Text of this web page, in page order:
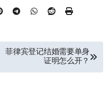
菲律宾登记结婚需要单身
证明怎么开？